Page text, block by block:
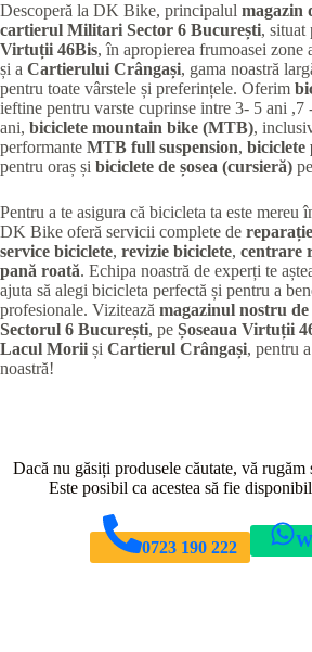
Descoperă la DK Bike, principalul magazin
cartierul Militari Sector 6 București, situat
Virtuții 46Bis, în apropierea frumoasei zone
și a Cartierului Crângași, gama noastră
pentru toate vârstele și preferințele. Oferim
ieftine pentru varste cuprinse intre 3- 5 ani ,7
ani, biciclete mountain bike (MTB),
performante MTB full suspension, biciclete
pentru oraș și biciclete de șosea (cursieră)
Pentru a te asigura că bicicleta ta este mereu
DK Bike oferă servicii complete de
service biciclete, revizie biciclete, centrare
pană roată. Echipa noastră de experți te
ajuta să alegi bicicleta perfectă și pentru a
profesionale. Vizitează magazinul nostru
Sectorul 6 București, pe Șoseaua Virtuții
Lacul Morii și Cartierul Crângași, pentru
noastră!
Dacă nu găsiți produsele căutate, vă rugăm
Este posibil ca acestea să fie
0723 190 222